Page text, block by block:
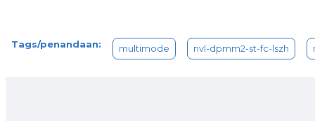
Tags/penandaan: multimode nvl-dpmm2-st-fc-lszh